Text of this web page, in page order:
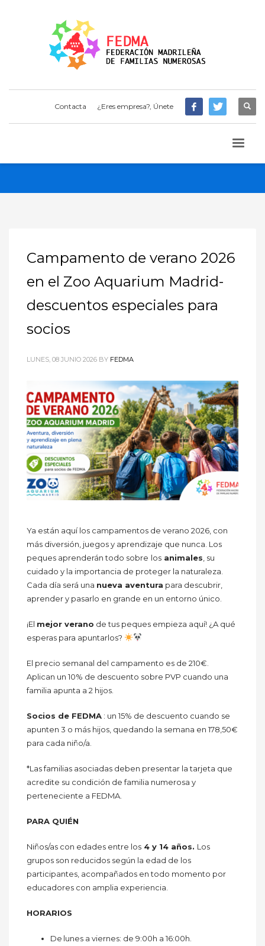
Contacta ¿Eres empresa?, Únete
Campamento de verano 2026
en el Zoo Aquarium Madrid-
descuentos especiales para
socios
LUNES, 08 JUNIO 2026 BY FEDMA
Ya están aquí los campamentos de verano 2026, con
más diversión, juegos y aprendizaje que nunca. Los
peques aprenderán todo sobre los animales , su
cuidado y la importancia de proteger la naturaleza.
Cada día será una nueva aventura para descubrir,
aprender y pasarlo en grande en un entorno único.
¡El mejor verano de tus peques empieza aquí! ¿A qué
esperas para apuntarlos?
El precio semanal del campamento es de 210€.
Aplican un 10% de descuento sobre PVP cuando una
familia apunta a 2 hijos.
Socios de FEDMA : un 15% de descuento cuando se
apunten 3 o más hijos, quedando la semana en 178,50€
para cada niño/a.
*Las familias asociadas deben presentar la tarjeta que
acredite su condición de familia numerosa y
perteneciente a FEDMA.
PARA QUIÉN
Niños/as con edades entre los 4 y 14 años. Los
grupos son reducidos según la edad de los
participantes, acompañados en todo momento por
educadores con amplia experiencia.
HORARIOS
De lunes a viernes: de 9:00h a 16:00h.